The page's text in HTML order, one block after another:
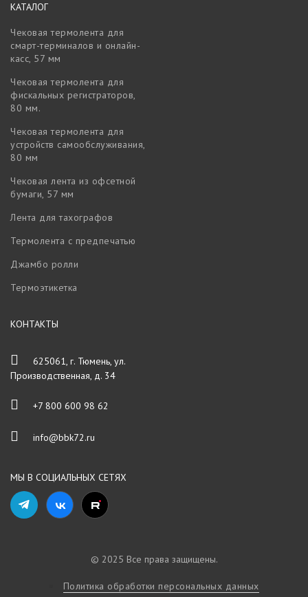
КАТАЛОГ
Чековая термолента для
смарт-терминалов и онлайн-
касс, 57 мм
Чековая термолента для
фискальных регистраторов,
80 мм.
Чековая термолента для
устройств самообслуживания,
80 мм
Чековая лента из офсетной
бумаги, 57 мм
Лента для тахографов
Термолента с предпечатью
Джамбо ролли
Термоэтикетка
КОНТАКТЫ
625061, г. Тюмень, ул.
Производственная, д. 34
+7 800 600 98 62
info@bbk72.ru
МЫ В СОЦИАЛЬНЫХ СЕТЯХ
© 2025 Все права защищены.
Политика обработки персональных данных